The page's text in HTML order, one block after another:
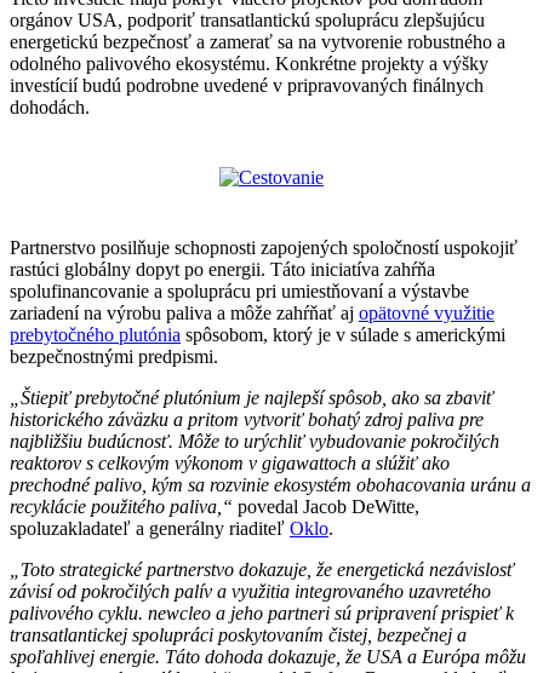
orgánov USA, podporiť transatlantickú spoluprácu zlepšujúcu
energetickú bezpečnosť a zamerať sa na vytvorenie robustného a
odolného palivového ekosystému. Konkrétne projekty a výšky
investícií budú podrobne uvedené v pripravovaných finálnych
dohodách.
Partnerstvo posilňuje schopnosti zapojených spoločností uspokojiť
rastúci globálny dopyt po energii. Táto iniciatíva zahŕňa
spolufinancovanie a spoluprácu pri umiestňovaní a výstavbe
zariadení na výrobu paliva a môže zahŕňať aj opätovné využitie
prebytočného plutónia spôsobom, ktorý je v súlade s americkými
bezpečnostnými predpismi.
„Štiepiť prebytočné plutónium je najlepší spôsob, ako sa zbaviť
historického záväzku a pritom vytvoriť bohatý zdroj paliva pre
najbližšiu budúcnosť. Môže to urýchliť vybudovanie pokročilých
reaktorov s celkovým výkonom v gigawattoch a slúžiť ako
prechodné palivo, kým sa rozvinie ekosystém obohacovania uránu a
recyklácie použitého paliva,“ povedal Jacob DeWitte,
spoluzakladateľ a generálny riaditeľ Oklo.
„Toto strategické partnerstvo dokazuje, že energetická nezávislosť
závisí od pokročilých palív a využitia integrovaného uzavretého
palivového cyklu. newcleo a jeho partneri sú pripravení prispieť k
transatlantickej spolupráci poskytovaním čistej, bezpečnej a
spoľahlivej energie. Táto dohoda dokazuje, že USA a Európa môžu